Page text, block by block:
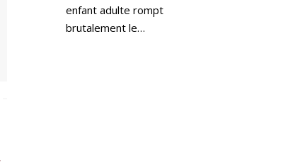
enfant adulte rompt
brutalement le…